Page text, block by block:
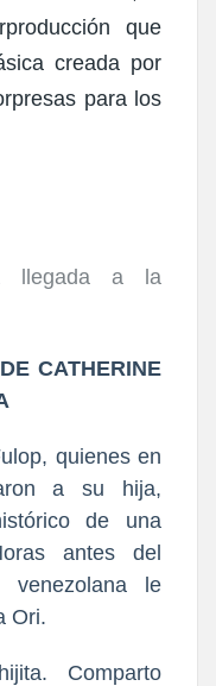
que
creada por
para los
llegada a la
CATHERINE
quienes en
a su hija,
de una
antes del
venezolana le
Ori.
Comparto